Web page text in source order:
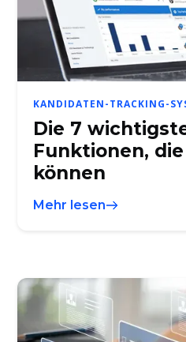
KANDIDATEN-TRACKING-
Die 7
Funktionen,
können
Mehr lesen